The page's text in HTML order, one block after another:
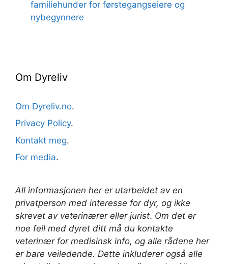
familiehunder for førstegangseiere og
nybegynnere
Om Dyreliv
Om Dyreliv.no.
Privacy Policy.
Kontakt meg.
For media.
All informasjonen her er utarbeidet av en
privatperson med interesse for dyr, og ikke
skrevet av veterinærereller jurist. Om det er
noe feil med dyret ditt må du kontakte
veterinær for medisinsk info, og alle rådene her
er bare veiledende. Dette inkluderer også alle